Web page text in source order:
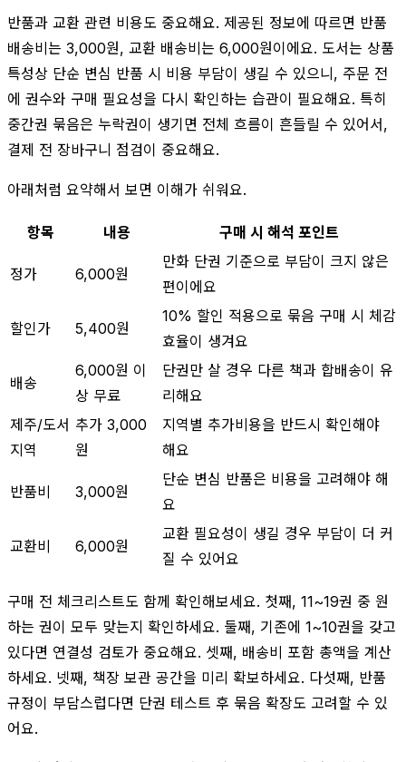
반품과 교환 관련 비용도 중요해요. 제공된 정보에 따르면 반품
배송비는 3,000원, 교환 배송비는 6,000원이에요. 도서는 상품
특성상 단순 변심 반품 시 비용 부담이 생길 수 있으니, 주문 전
에 권수와 구매 필요성을 다시 확인하는 습관이 필요해요. 특히
중간권 묶음은 누락권이 생기면 전체 흐름이 흔들릴 수 있어서,
결제 전 장바구니 점검이 중요해요.
아래처럼 요약해서 보면 이해가 쉬워요.
항목 내용 구매 시 해석 포인트
정가 6,000원
만화 단권 기준으로 부담이 크지 않은
편이에요
할인가 5,400원
10% 할인 적용으로 묶음 구매 시 체감
효율이 생겨요
배송
6,000원 이
상 무료
단권만 살 경우 다른 책과 합배송이 유
리해요
제주/도서
지역
추가 3,000
원
지역별 추가비용을 반드시 확인해야
해요
반품비 3,000원
단순 변심 반품은 비용을 고려해야 해
요
교환비 6,000원
교환 필요성이 생길 경우 부담이 더 커
질 수 있어요
구매 전 체크리스트도 함께 확인해보세요. 첫째, 11~19권 중 원
하는 권이 모두 맞는지 확인하세요. 둘째, 기존에 1~10권을 갖고
있다면 연결성 검토가 중요해요. 셋째, 배송비 포함 총액을 계산
하세요. 넷째, 책장 보관 공간을 미리 확보하세요. 다섯째, 반품
규정이 부담스럽다면 단권 테스트 후 묶음 확장도 고려할 수 있
어요.